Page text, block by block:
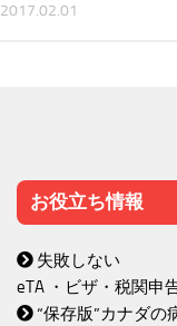
2017.02.01
お役立ち情報
失敗しない
eTA ・ビザ・税関申
“保存版”カナダの